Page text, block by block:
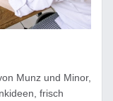
Munz und Minor,
frisch